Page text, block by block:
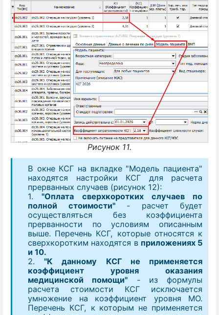
Рисунок 11.
В окне КСГ на вкладке "Модель пациента"
находятся настройки КСГ для расчета
прерванных случаев (рисунок 12):
1."Оплата сверхкоротких случаев по
полной стоимости"- расчет будет
осуществляться без коэффициента
прерванности по условиям описанным
выше. Перечень КСГ, которые относятся к
сверхкоротким находятся в приложениях 5
и 10.
2."К данному КСГ не применяется
коэффициент уровня оказания
медицинской помощи" - из формулы
расчета стоимости КСГ исключается
умножение на коэффициент уровня МО.
Перечень КСГ, к которым не применяется